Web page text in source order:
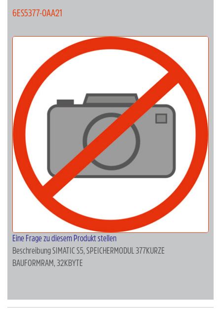
6ES5377-0AA21
Eine Frage zu diesem Produkt stellen
BeschreibungSIMATIC S5, SPEICHERMODUL 377KURZE
BAUFORMRAM, 32KBYTE